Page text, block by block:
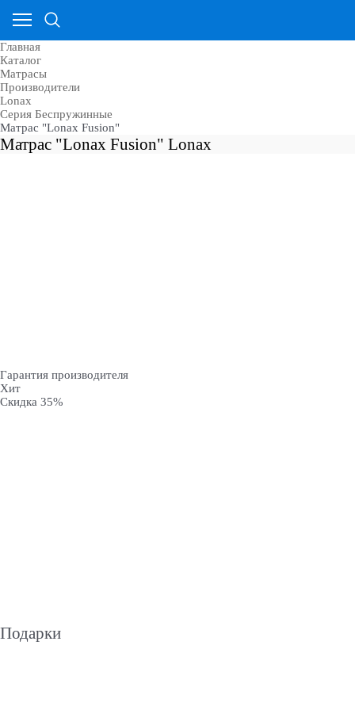
Главная
Каталог
Матрасы
Производители
Lonax
Серия Беспружинные
Матрас "Lonax Fusion"
Матрас "Lonax Fusion" Lonax
Гарантия производителя
Хит
Скидка 35%
Подарки